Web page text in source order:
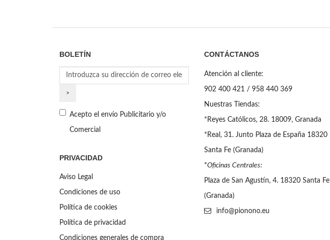
BOLETÍN
Acepto el envío Publicitario y/o
Comercial
PRIVACIDAD
Aviso Legal
Condiciones de uso
Política de cookies
Política de privacidad
Condiciones generales de compra
CONTÁCTANOS
Atención al cliente:
902 400 421 / 958 440 369
Nuestras Tiendas:
*Reyes Católicos, 28. 18009, Granada
*Real, 31. Junto Plaza de España 18320
Santa Fe (Granada)
*Oficinas Centrales:
Plaza de San Agustín, 4. 18320 Santa Fe
(Granada)
info@pionono.eu